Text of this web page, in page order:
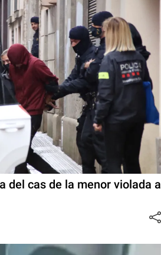
del cas de la menor violada a